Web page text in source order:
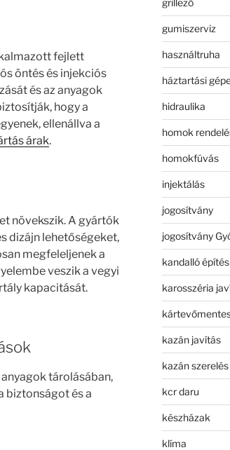
fejlett
öntés és injekciós
és az anyagok
hogy a
ellenállva a
árak.
növekszik. A gyártók
dizájn lehetőségeket,
megfeleljenek a
veszik a vegyi
kapacitását.
tárolásában,
biztonságot és a
grillező
gumiszerviz
használtruha
háztartási
hidraulika
homok
homokfúvás
injektálás
jogosítvány
jogosítvány
kandalló építés
karosszéria
kazán javítás
kazán szerelés
kcr daru
készházak
klíma